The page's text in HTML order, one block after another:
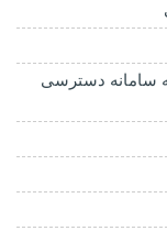
سامانه دسترسی